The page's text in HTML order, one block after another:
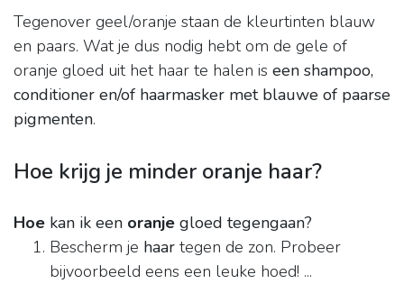
Tegenover geel/oranje staan de kleurtinten blauw
en paars. Wat je dus nodig hebt om de gele of
oranje gloed uit het haar te halen is een shampoo,
conditioner en/of haarmasker met blauwe of paarse
pigmenten.
Hoe krijg je minder oranje haar?
Hoe kan ik een oranje gloed tegengaan?
Bescherm je haar tegen de zon. Probeer
bijvoorbeeld eens een leuke hoed! ...